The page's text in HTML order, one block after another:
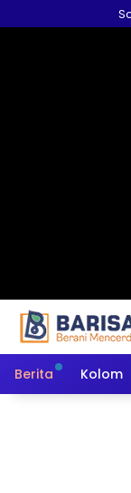
ke
Berita Kolom